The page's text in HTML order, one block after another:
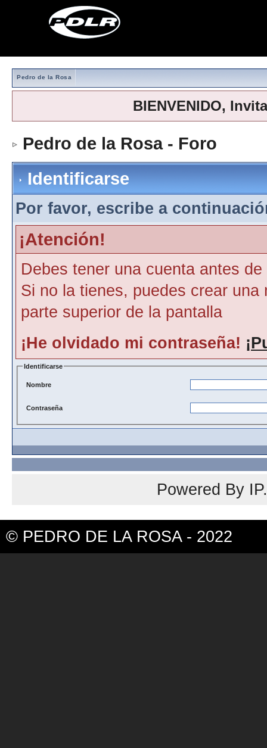
Pedro de la Rosa
BIENVENIDO,
Pedro de la Rosa - Foro
Identificarse
Por favor, escribe a
¡Atención!
Debes tener una cuenta antes
Si no la tienes, puedes crear
parte superior de la pantalla
¡He olvidado mi contraseña!
Identificarse
Nombre
Contraseña
Powered By
© PEDRO DE LA ROSA - 2022